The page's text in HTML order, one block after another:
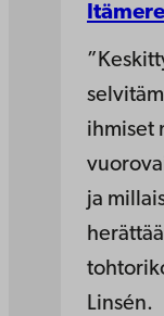
ihmiset
ja
Linsén.